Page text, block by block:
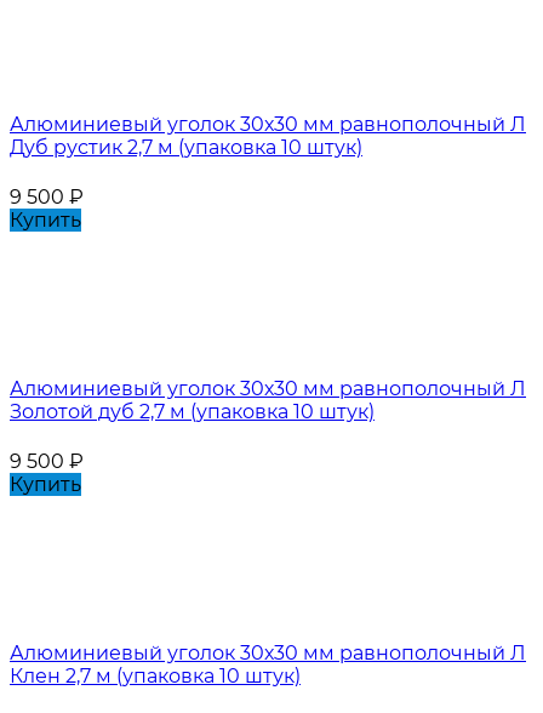
Алюминиевый уголок 30х30 мм равнополочный Л
Дуб рустик 2,7 м (упаковка 10 штук)
9 500 ₽
Купить
Алюминиевый уголок 30х30 мм равнополочный Л
Золотой дуб 2,7 м (упаковка 10 штук)
9 500 ₽
Купить
Алюминиевый уголок 30х30 мм равнополочный Л
Клен 2,7 м (упаковка 10 штук)